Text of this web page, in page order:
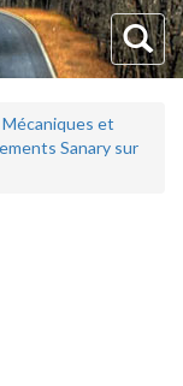
Mécaniques et
Sanary sur